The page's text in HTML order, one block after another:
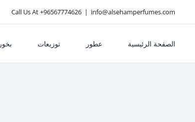
Call Us At +96567774626 | info@alsehamperfumes.com
الصفحة الرئيسية عطور توزيعات بخور